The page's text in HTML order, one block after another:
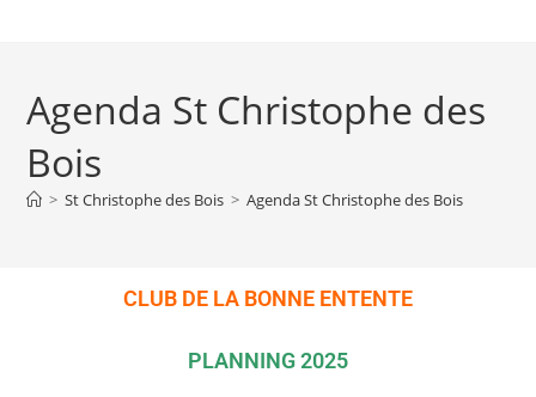
Agenda St Christophe des
Bois
> St Christophe des Bois > Agenda St Christophe des Bois
CLUB DE LA BONNE ENTENTE
PLANNING 2025